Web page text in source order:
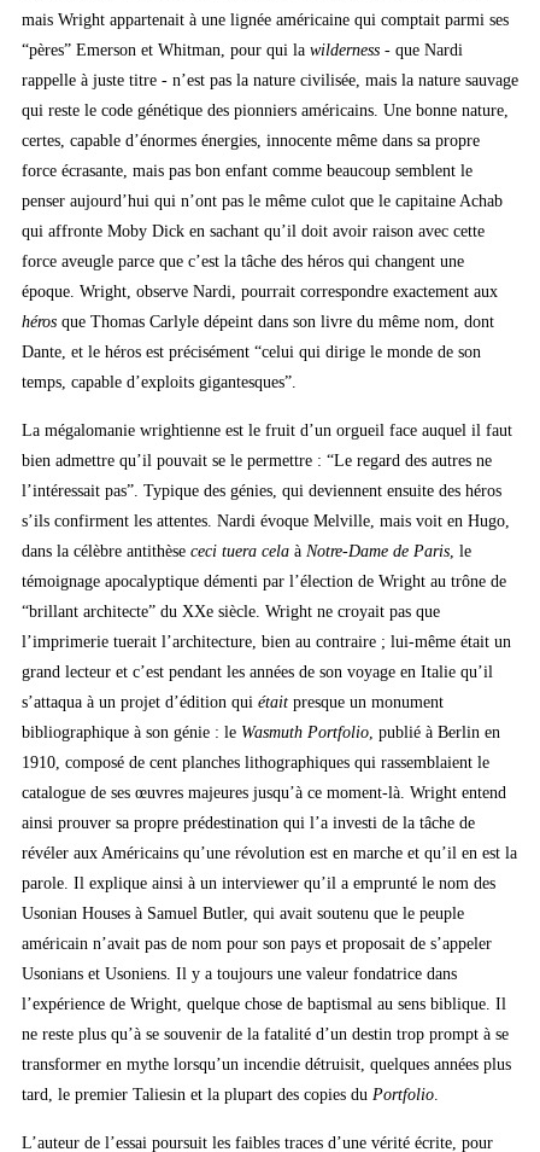
mais Wright appartenait à une lignée américaine qui comptait parmi ses
“pères” Emerson et Whitman, pour qui la wilderness- que Nardi
rappelle à juste titre - n’est pas la nature civilisée, mais la nature sauvage
qui reste le code génétique des pionniers américains. Une bonne nature,
certes, capable d’énormes énergies, innocente même dans sa propre
force écrasante, mais pas bon enfant comme beaucoup semblent le
penser aujourd’hui qui n’ont pas le même culot que le capitaine Achab
qui affronte Moby Dick en sachant qu’il doit avoir raison avec cette
force aveugle parce que c’est la tâche des héros qui changent une
époque. Wright, observe Nardi, pourrait correspondre exactement aux
hérosque Thomas Carlyle dépeint dans son livre du même nom, dont
Dante, et le héros est précisément “celui qui dirige le monde de son
temps, capable d’exploits gigantesques”.
La mégalomanie wrightienne est le fruit d’un orgueil face auquel il faut
bien admettre qu’il pouvait se le permettre : “Le regard des autres ne
l’intéressait pas”. Typique des génies, qui deviennent ensuite des héros
s’ils confirment les attentes. Nardi évoque Melville, mais voit en Hugo,
dans la célèbre antithèse ceci tuera celaà Notre-Dame de Paris, le
témoignage apocalyptique démenti par l’élection de Wright au trône de
“brillant architecte” du XXe siècle. Wright ne croyait pas que
l’imprimerie tuerait l’architecture, bien au contraire ; lui-même était un
grand lecteur et c’est pendant les années de son voyage en Italie qu’il
s’attaqua à un projet d’édition qui étaitpresque un monument
bibliographique à son génie : le Wasmuth Portfolio, publié à Berlin en
1910, composé de cent planches lithographiques qui rassemblaient le
catalogue de ses œuvres majeures jusqu’à ce moment-là. Wright entend
ainsi prouver sa propre prédestination qui l’a investi de la tâche de
révéler aux Américains qu’une révolution est en marche et qu’il en est la
parole. Il explique ainsi à un interviewer qu’il a emprunté le nom des
Usonian Houses à Samuel Butler, qui avait soutenu que le peuple
américain n’avait pas de nom pour son pays et proposait de s’appeler
Usonians et Usoniens. Il y a toujours une valeur fondatrice dans
l’expérience de Wright, quelque chose de baptismal au sens biblique. Il
ne reste plus qu’à se souvenir de la fatalité d’un destin trop prompt à se
transformer en mythe lorsqu’un incendie détruisit, quelques années plus
tard, le premier Taliesin et la plupart des copies du Portfolio.
L’auteur de l’essai poursuit les faibles traces d’une vérité écrite, pour